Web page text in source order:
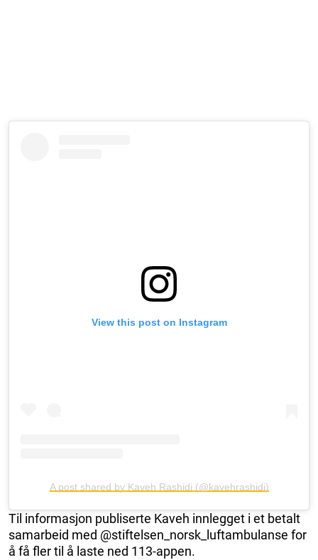
View this post on Instagram
A post shared by Kaveh Rashidi (@kavehrashidi)
Til informasjon publiserte Kaveh innlegget i et betalt
samarbeid med @stiftelsen_norsk_luftambulanse for
å få fler til å laste ned 113-appen.